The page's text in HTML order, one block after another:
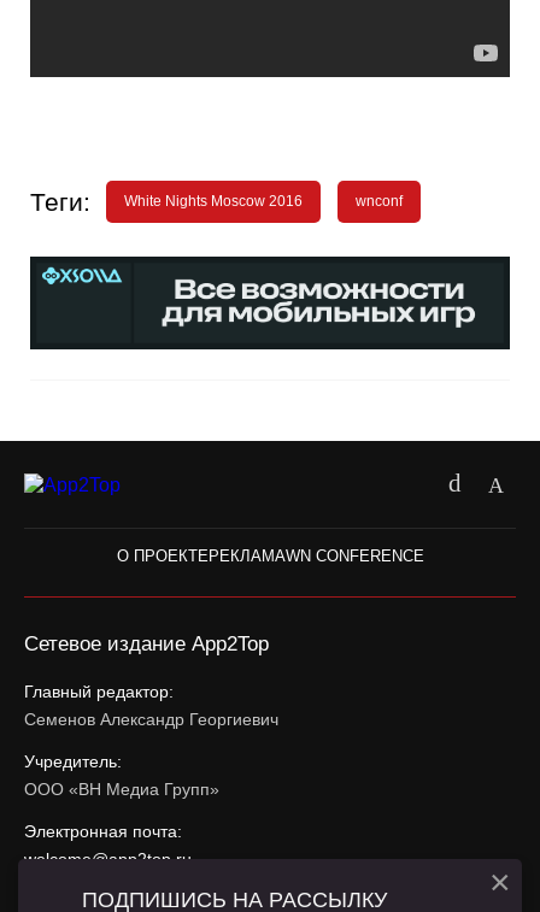
Теги: White Nights Moscow 2016 wnconf
О ПРОЕКТЕ РЕКЛАМАWN CONFERENCE
Сетевое издание App2Top
Главный редактор:
Семенов Александр Георгиевич
Учредитель:
ООО «ВН Медиа Групп»
Электронная почта:
welcome@app2top.ru
ПОДПИШИСЬ НА РАССЫЛКУ ×